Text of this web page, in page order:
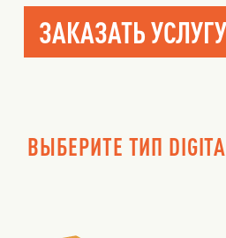
ЗАКАЗАТЬ УСЛУГУ
ВЫБЕРИТЕ ТИП